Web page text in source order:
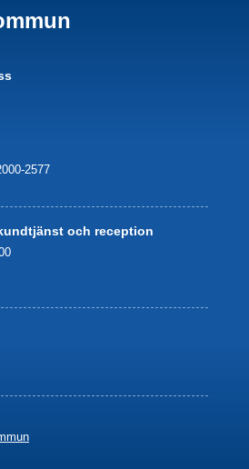
2577
och reception